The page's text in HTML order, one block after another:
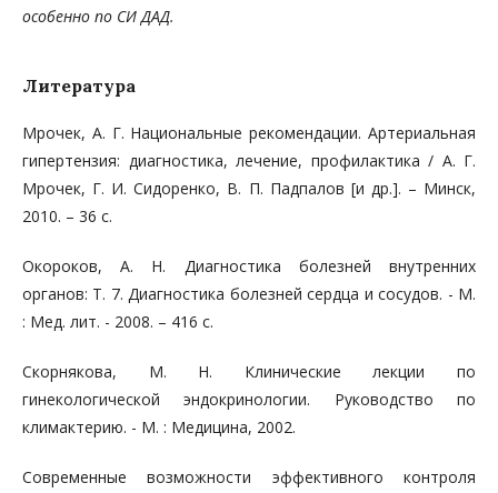
особенно по СИ ДАД.
Литература
Мрочек, А. Г. Национальные рекомендации. Артериальная
гипертензия: диагностика, лечение, профилактика / А. Г.
Мрочек, Г. И. Сидоренко, В. П. Падпалов [и др.]. – Минск,
2010. – 36 с.
Окороков, А. Н. Диагностика болезней внутренних
органов: Т. 7. Диагностика болезней сердца и сосудов. - М.
: Мед. лит. - 2008. – 416 с.
Скорнякова, М. Н. Клинические лекции по
гинекологической эндокринологии. Руководство по
климактерию. - М. : Медицина, 2002.
Современные возможности эффективного контроля